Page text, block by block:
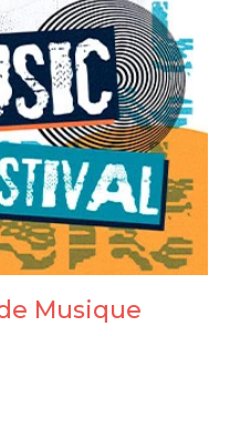
Musique